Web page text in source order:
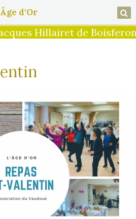
Hillairet de Boisferon,
d'Or